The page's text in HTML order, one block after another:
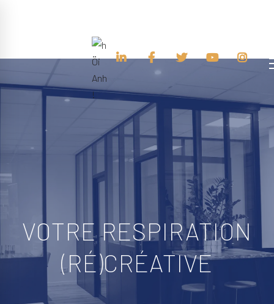
VOTRE RESPIRATION
(RÉ)CRÉATIVE